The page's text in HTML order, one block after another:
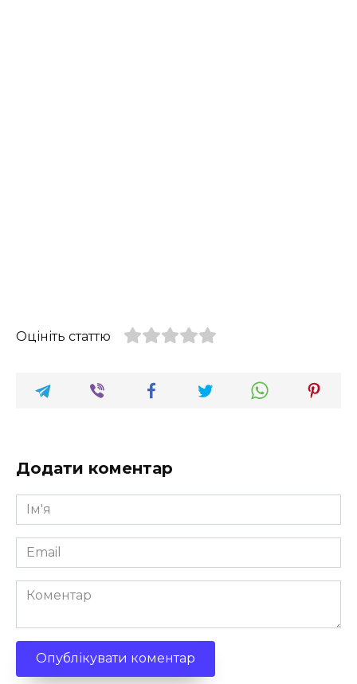
Оцініть статтю
Додати коментар
Ім'я
*
Email
*
Коментар